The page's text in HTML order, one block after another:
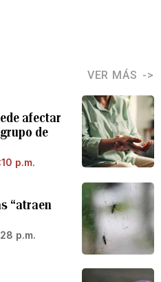
VER MÁS
afectar
de
p.m.
“atraen
p.m.